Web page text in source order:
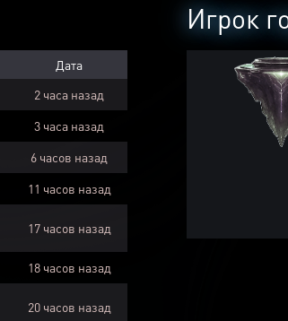
Игрок
Дата
2 часа назад
3 часа назад
6 часов назад
11 часов назад
17 часов назад
18 часов назад
20 часов назад